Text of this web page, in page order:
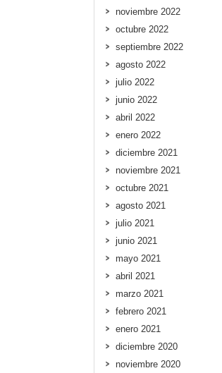
noviembre 2022
octubre 2022
septiembre 2022
agosto 2022
julio 2022
junio 2022
abril 2022
enero 2022
diciembre 2021
noviembre 2021
octubre 2021
agosto 2021
julio 2021
junio 2021
mayo 2021
abril 2021
marzo 2021
febrero 2021
enero 2021
diciembre 2020
noviembre 2020